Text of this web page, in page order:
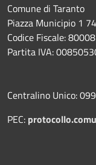
Comune di Taranto
Piazza Municipio 1
Codice Fiscale:
Partita IVA:
Centralino Unico:
PEC: